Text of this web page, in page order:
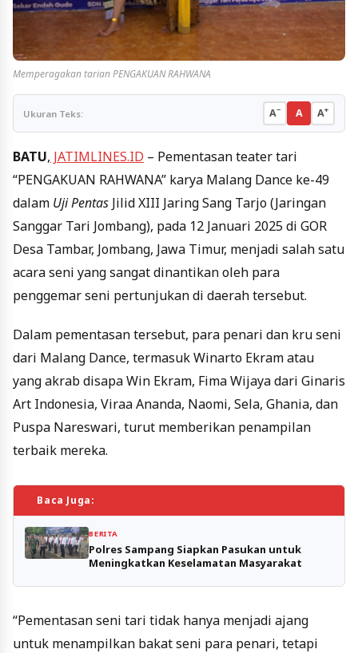
Memperagakan tarian PENGAKUAN RAHWANA
Ukuran Teks: A− A A+
BATU, JATIMLINES.ID – Pementasan teater tari
“PENGAKUAN RAHWANA” karya Malang Dance ke-49
dalam Uji Pentas Jilid XIII Jaring Sang Tarjo (Jaringan
Sanggar Tari Jombang), pada 12 Januari 2025 di GOR
Desa Tambar, Jombang, Jawa Timur, menjadi salah satu
acara seni yang sangat dinantikan oleh para
penggemar seni pertunjukan di daerah tersebut.
Dalam pementasan tersebut, para penari dan kru seni
dari Malang Dance, termasuk Winarto Ekram atau
yang akrab disapa Win Ekram, Fima Wijaya dari Ginaris
Art Indonesia, Viraa Ananda, Naomi, Sela, Ghania, dan
Puspa Nareswari, turut memberikan penampilan
terbaik mereka.
Baca Juga:
BERITA
Polres Sampang Siapkan Pasukan untuk
Meningkatkan Keselamatan Masyarakat
“Pementasan seni tari tidak hanya menjadi ajang
untuk menampilkan bakat seni para penari, tetapi